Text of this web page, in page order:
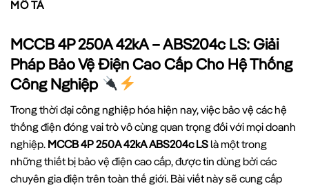
MÔ TẢ
MCCB 4P 250A 42kA – ABS204c LS: Giải
Pháp Bảo Vệ Điện Cao Cấp Cho Hệ Thống
Công Nghiệp
Trong thời đại công nghiệp hóa hiện nay, việc bảo vệ các hệ
thống điện đóng vai trò vô cùng quan trọng đối với mọi doanh
nghiệp. MCCB 4P 250A 42kA ABS204c LS là một trong
những thiết bị bảo vệ điện cao cấp, được tin dùng bởi các
chuyên gia điện trên toàn thế giới. Bài viết này sẽ cung cấp